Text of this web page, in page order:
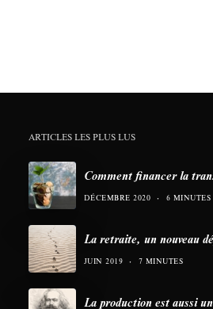
ARTICLES LES PLUS LUS
Comment financer la
DÉCEMBRE 2020 6 MINUTES
La retraite, un nouveau
JUIN 2019 7 MINUTES
La production est aussi